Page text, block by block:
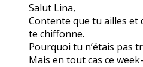
Salut Lina,
Contente que tu ailles et
te chiffonne.
Pourquoi tu n’étais pas
Mais en tout cas ce